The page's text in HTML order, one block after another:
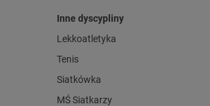
Inne dyscypliny
Lekkoatletyka
Tenis
Siatkówka
MŚ Siatkarzy